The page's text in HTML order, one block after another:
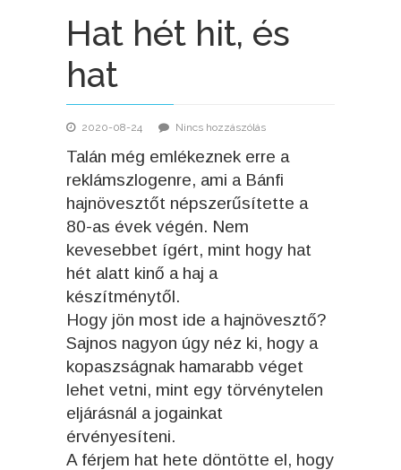
Hat hét hit, és
hat
2020-08-24 Nincs hozzászólás
Talán még emlékeznek erre a
reklámszlogenre, ami a Bánfi
hajnövesztőt népszerűsítette a
80-as évek végén. Nem
kevesebbet ígért, mint hogy hat
hét alatt kinő a haj a
készítménytől.
Hogy jön most ide a hajnövesztő?
Sajnos nagyon úgy néz ki, hogy a
kopaszságnak hamarabb véget
lehet vetni, mint egy törvénytelen
eljárásnál a jogainkat
érvényesíteni.
A férjem hat hete döntötte el, hogy